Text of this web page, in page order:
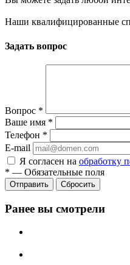
Наши квалифицированные
Задать вопрос
Вопрос *
Ваше имя *
Телефон *
E-mail
Я согласен на обработку
* — Обязательные поля
Сбросить
Ранее вы смотрели